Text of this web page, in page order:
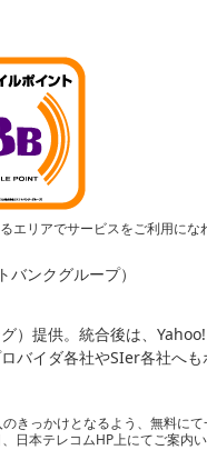
リアでサービスをご利用にな
ンクグループ）
）提供。統合後は、
バイダ各社やSIer各社へ
きっかけとなるよう、無料に
日本テレコムHP上にてご案内い